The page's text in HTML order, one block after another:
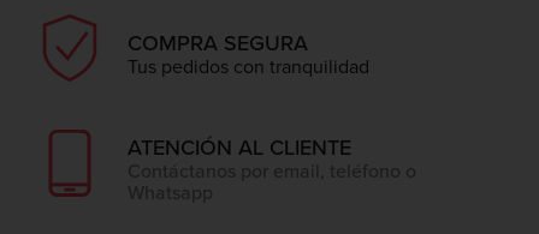
COMPRA SEGURA
Tus pedidos con tranquilidad
ATENCIÓN AL CLIENTE
Contáctanos por email, teléfono o
Whatsapp